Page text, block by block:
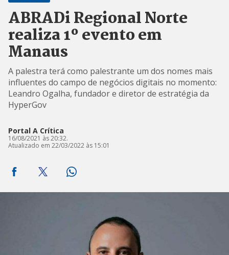
ABRADi Regional Norte
realiza 1º evento em
Manaus
A palestra terá como palestrante um dos nomes mais
influentes do campo de negócios digitais no momento:
Leandro Ogalha, fundador e diretor de estratégia da
HyperGov
Portal A Crítica
16/08/2021 às 20:32.
Atualizado em 22/03/2022 às 15:01